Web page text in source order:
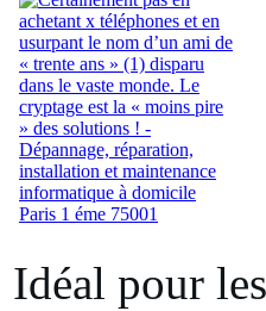
Idéal pour